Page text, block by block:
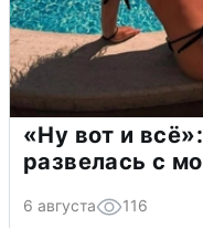
«Ну вот и
развелась с
6 августа 116